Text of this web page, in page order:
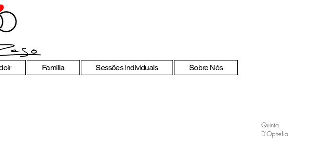
Familia Sessões Individuais Sobre Nós
Quinta
D'Ophelia